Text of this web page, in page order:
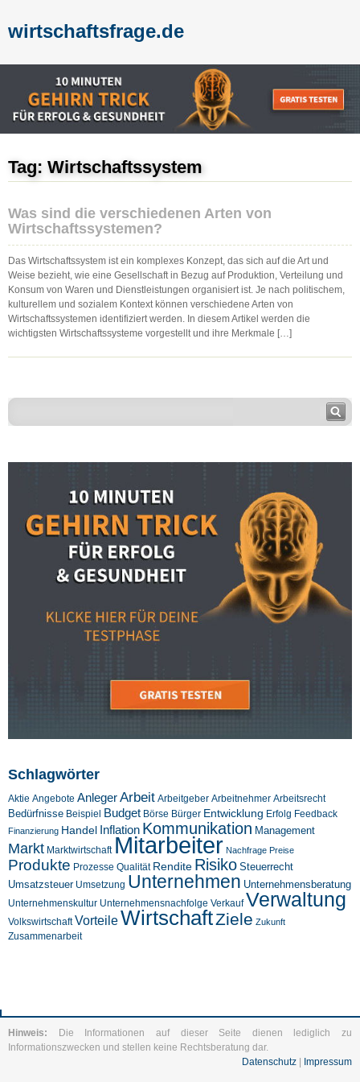
wirtschaftsfrage.de
Tag: Wirtschaftssystem
Was sind die verschiedenen Arten von
Wirtschaftssystemen?
Das Wirtschaftssystem ist ein komplexes Konzept, das sich auf die Art und
Weise bezieht, wie eine Gesellschaft in Bezug auf Produktion, Verteilung und
Konsum von Waren und Dienstleistungen organisiert ist. Je nach politischem,
kulturellem und sozialem Kontext können verschiedene Arten von
Wirtschaftssystemen identifiziert werden. In diesem Artikel werden die
wichtigsten Wirtschaftssysteme vorgestellt und ihre Merkmale […]
Schlagwörter
Aktie Angebote AnlegerArbeit Arbeitgeber Arbeitnehmer Arbeitsrecht
Bedürfnisse Beispiel Budget Börse Bürger Entwicklung Erfolg Feedback
Finanzierung Handel Inflation Kommunikation Management
Markt Marktwirtschaft Mitarbeiter Nachfrage Preise
Produkte Prozesse Qualität Rendite Risiko Steuerrecht
Umsatzsteuer Umsetzung Unternehmen Unternehmensberatung
Unternehmenskultur Unternehmensnachfolge Verkauf Verwaltung
Volkswirtschaft VorteileWirtschaftZiele Zukunft
Zusammenarbeit
Hinweis: Die Informationen auf dieser Seite dienen lediglich zu
Informationszwecken und stellen keine Rechtsberatung dar.
Datenschutz
Impressum